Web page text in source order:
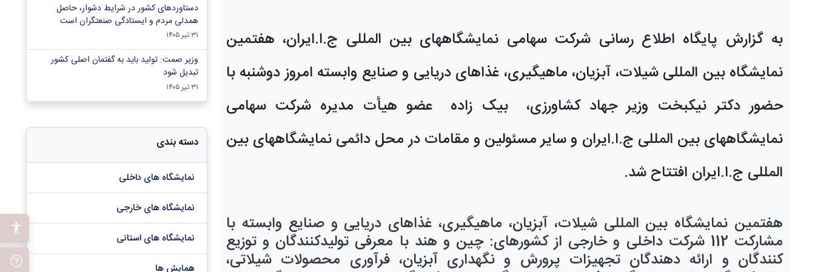
به گزارش پایگاه اطلاع رسانی شرکت سهامی نمایشگاههای بین المللی ج.ا.ایران، هفتمین
نمایشگاه بین المللی شیلات، آبزیان، ماهیگیری، غذاهای دریایی و صنایع وابسته امروزدوشنبه با
حضور دکتر نیکبخت وزیر جهاد کشاورزی،
بیک زاده عضو هیأت مدیره شرکت سهامی
نمایشگاههای بین المللی ج.ا.ایران و سایر مسئولین و مقامات در محل دائمی نمایشگاههای بین
المللی ج.ا.ایران افتتاح شد.
هفتمین نمایشگاه بین المللی شیلات، آبزیان، ماهیگیری، غذاهای دریایی و صنایع وابسته با
مشارکت 112 شرکت داخلی و خارجی از کشورهای: چین و هندبا معرفی تولیدکنندگان و توزیع
کنندگان و ارائه دهندگان تجهیزات پرورش و نگهداری آبزیان، فرآوری محصولات شیلاتی،
دستاوردهای کشور در شرایط دشوار، حاصل
همدلی مردم و ایستادگی صنعتگران است
۳۱ تیر ۱۴۰۵
وزیر صمت: تولید باید به گفتمان اصلی کشور
تبدیل شود
۳۱ تیر ۱۴۰۵
دسته بندی
نمایشگاه های داخلی
نمایشگاه های خارجی
نمایشگاه های استانی
همایش ها